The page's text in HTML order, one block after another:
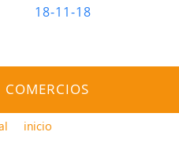
18-11-18
COMERCIOS
inicio